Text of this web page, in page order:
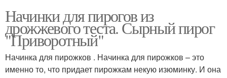
Начинки для пирогов из
дрожжевого теста. Сырный пирог
"Приворотный"
Начинка для пирожков . Начинка для пирожков – это
именно то, что придает пирожкам некую изюминку. И она